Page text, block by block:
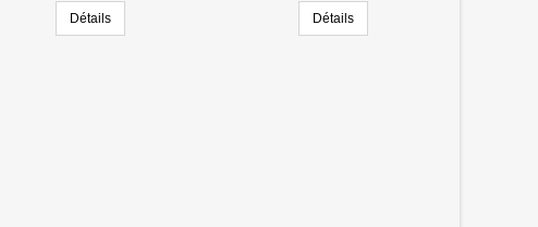
mmCE. Livré avec raccords n°
Détails Détails